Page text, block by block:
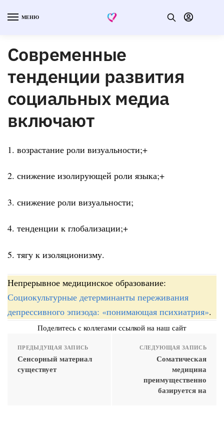
МЕНЮ
Современные
тенденции развития
социальных медиа
включают
1. возрастание роли визуальности;+
2. снижение изолирующей роли языка;+
3. снижение роли визуальности;
4. тенденции к глобализации;+
5. тягу к изоляционизму.
Непрерывное медицинское образование:
Социокультурные детерминанты переживания
депрессивного эпизода: «понимающая психиатрия».
Поделитесь с коллегами ссылкой на наш сайт
ПРЕДЫДУЩАЯ ЗАПИСЬ
Сенсорный материал
существует
СЛЕДУЮЩАЯ ЗАПИСЬ
Соматическая
медицина
преимущественно
базируется на